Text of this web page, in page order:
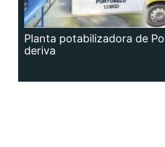
Planta potabilizadora de
deriva